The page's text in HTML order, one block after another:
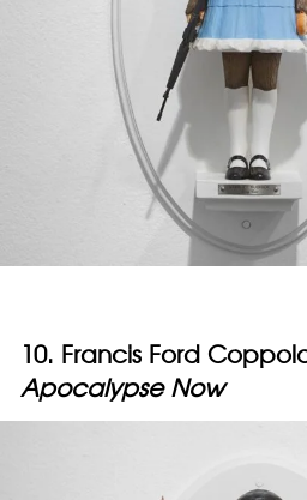
10. Francis Ford
Apocalypse Now